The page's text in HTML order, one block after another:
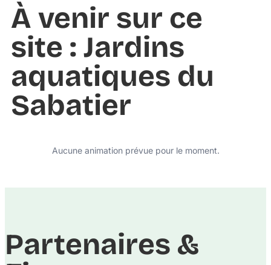
À venir sur ce
site : Jardins
aquatiques du
Sabatier
Aucune animation prévue pour le moment.
Partenaires &